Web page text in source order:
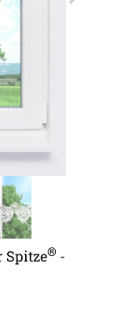
Spitze® -